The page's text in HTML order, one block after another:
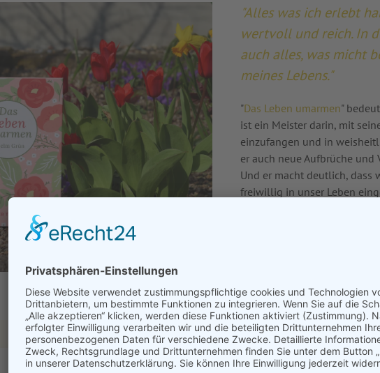
"Alles was ich erlebt
wertvoll und reich. In
auch alles, was micht
meines Lebens."
"Das Leben umarmen"
ist ein Meister darin, mit
einzufangen und in
er auch neue Aufbrüche und
Und er macht deutlich, dass
freiwillig in unser Leben
Fehler oder
geschenkt ist, lässt uns
uns selbst und öffnet uns